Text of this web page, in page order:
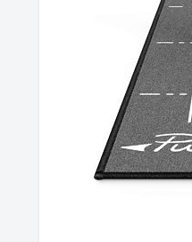
ペ
芝
あわせ